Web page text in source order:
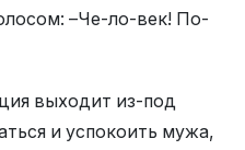
–Че-ло-век! По-
выходит из-под
и успокоить мужа,